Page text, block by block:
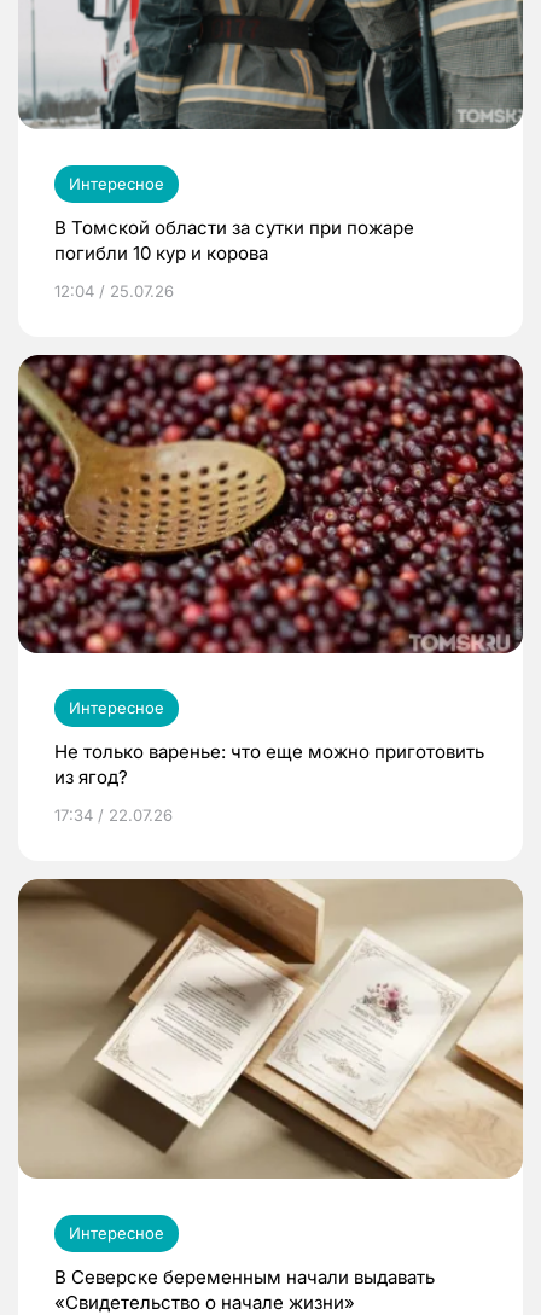
Интересное
В Томской области за сутки при пожаре
погибли 10 кур и корова
12:04 / 25.07.26
Интересное
Не только варенье: что еще можно приготовить
из ягод?
17:34 / 22.07.26
Интересное
В Северске беременным начали выдавать
«Свидетельство о начале жизни»